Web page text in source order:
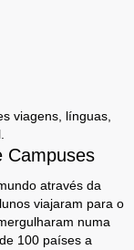
viagens, línguas,
Campuses
através da
viajaram para o
numa
100 países a